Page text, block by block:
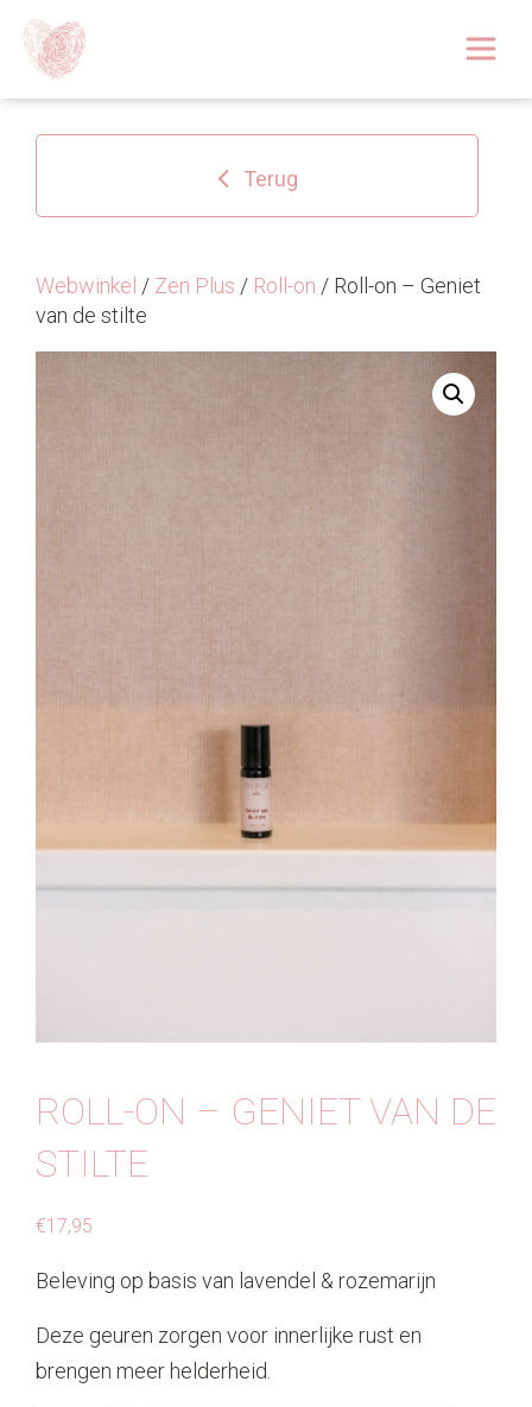
Over
Huidoplossingen
Terug
Webwinkel / Zen Plus / Roll-on / Roll-on – Geniet
van de stilte
ROLL-ON – GENIET VAN DE
STILTE
€17,95
Beleving op basis van lavendel & rozemarijn
Deze geuren zorgen voor innerlijke rust en
brengen meer helderheid.